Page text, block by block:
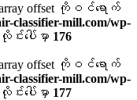
offset ကိုဝင်ရောက်
classifier-mill.com/wp-
လိုင်းပေါ်မှာ 176
offset ကိုဝင်ရောက်
classifier-mill.com/wp-
လိုင်းပေါ်မှာ 177